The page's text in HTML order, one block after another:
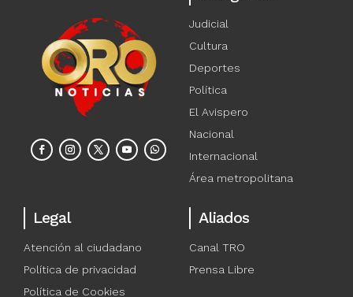
Judicial
Cultura
Deportes
Política
El Avispero
Nacional
Internacional
Área metropolitana
Legal
Atención al ciudadano
Política de privacidad
Política de Cookies
Aliados
Canal TRO
Prensa Libre